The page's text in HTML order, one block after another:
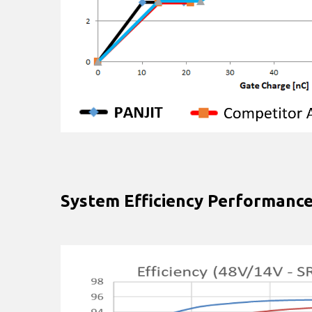
System Efficiency